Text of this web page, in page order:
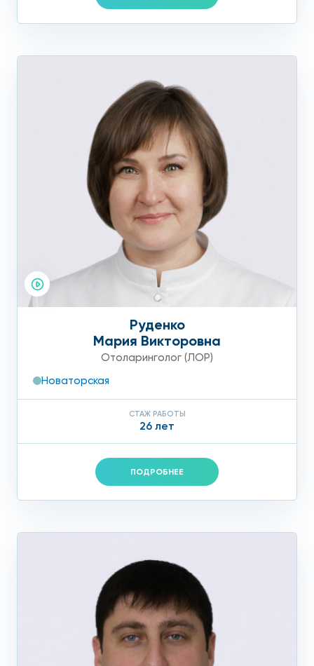
Руденко
Мария Викторовна
Отоларинголог (ЛОР)
Новаторская
СТАЖ РАБОТЫ
26 лет
ПОДРОБНЕЕ